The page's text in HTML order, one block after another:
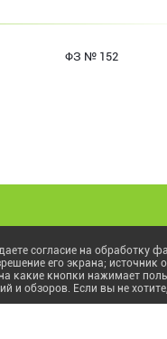
ФЗ № 152
согласие на обработку
его экрана;
какие кнопки нажимает
и обзоров. Если вы не